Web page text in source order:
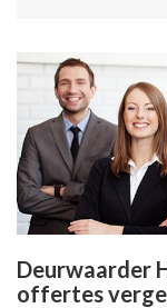
Deurwaarder
offertes